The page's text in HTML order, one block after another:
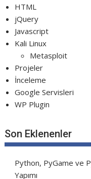
HTML
jQuery
Javascript
Kali Linux
Metasploit
Projeler
İnceleme
Google Servisleri
WP Plugin
Son Eklenenler
Python, PyGame ve
Yapımı